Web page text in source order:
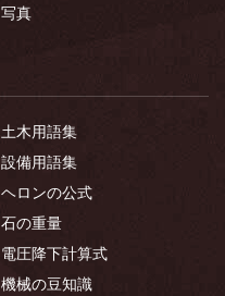
写真
土木用語集
設備用語集
ヘロンの公式
石の重量
電圧降下計算式
機械の豆知識